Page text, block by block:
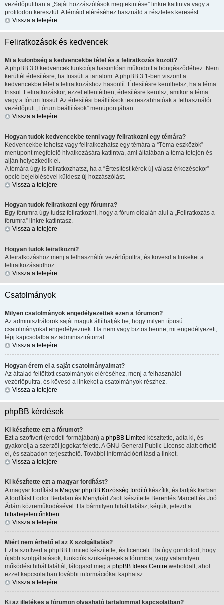
vezérlőpultban a „Saját hozzászólások megtekintése” linkre kattintva vagy a
profilodon keresztül. A témáid eléréséhez használd a részletes keresést.
Vissza a tetejére
Feliratkozások és kedvencek
Mi a különbség a kedvencekbe tétel és a feliratkozás között?
A phpBB 3.0 kedvencek funkciója hasonlóan működött a böngésződéhez. Nem
kerültél értesítésre, ha frissült a tartalom. A phpBB 3.1-ben viszont a
kedvencekbe tétel a feliratkozáshoz hasonlít. Értesítésre kerülhetsz, ha a téma
frissül. Feliratkozáskor, ezzel ellentétben, értesítésre kerülsz, amikor a téma
vagy a fórum frissül. Az értesítési beállítások testreszabhatóak a felhasználói
vezérlőpult „Fórum beállítások” menüpontjában.
Vissza a tetejére
Hogyan tudok kedvencekbe tenni vagy feliratkozni egy témára?
Kedvencekbe tehetsz vagy feliratkozhatsz egy témára a “Téma eszközök”
menüpont megfelelő hivatkozására kattintva, ami általában a téma tetején és
alján helyezkedik el.
A témára úgy is feliratkozhatsz, ha a “Értesítést kérek új válasz érkezésekor”
opció bejelölésével küldesz új hozzászólást.
Vissza a tetejére
Hogyan tudok feliratkozni egy fórumra?
Egy fórumra úgy tudsz feliratkozni, hogy a fórum oldalán alul a „Feliratkozás a
fórumra” linkre kattintasz.
Vissza a tetejére
Hogyan tudok leiratkozni?
A leiratkozáshoz menj a felhasználói vezérlőpultra, és kövesd a linkeket a
feliratkozásaidhoz.
Vissza a tetejére
Csatolmányok
Milyen csatolmányok engedélyezettek ezen a fórumon?
Az adminisztrátorok saját maguk állíthatják be, hogy milyen típusú
csatolmányokat engedélyeznek. Ha nem vagy biztos benne, mi engedélyezett,
lépj kapcsolatba az adminisztrátorral.
Vissza a tetejére
Hogyan érem el a saját csatolmányaimat?
Az általad feltöltött csatolmányok eléréséhez, menj a felhasználói
vezérlőpultra, és kövesd a linkeket a csatolmányok részhez.
Vissza a tetejére
phpBB kérdések
Ki készítette ezt a fórumot?
Ezt a szoftvert (eredeti formájában) a phpBB Limited készítette, adta ki, és
gyakorolja a szerzői jogokat felette. A GNU General Public License alatt érhető
el, és szabadon terjeszthető. További információért lásd a linket.
Vissza a tetejére
Ki készítette ezt a magyar fordítást?
A magyar fordítást a Magyar phpBB Közösség fordító készítik, és tartják karban.
A fordítást Fodor Bertalan és Menyhárt Zsolt készítette Berentés Marcell és Joó
Ádám közreműködésével. Ha bármilyen hibát találsz, kérjük, jelezd a
hibabejelentőnkben.
Vissza a tetejére
Miért nem érhető el az X szolgáltatás?
Ezt a szoftvert a phpBB Limited készítette, és licenceli. Ha úgy gondolod, hogy
újabb szolgáltatások, funkciók szükségesek a fórumba, vagy valamilyen
működési hibát találtál, látogasd meg a phpBB Ideas Centre weboldalt, ahol
ezzel kapcsolatban további információkat kaphatsz.
Vissza a tetejére
Ki az illetékes a fórumon olvasható tartalommal kapcsolatban?